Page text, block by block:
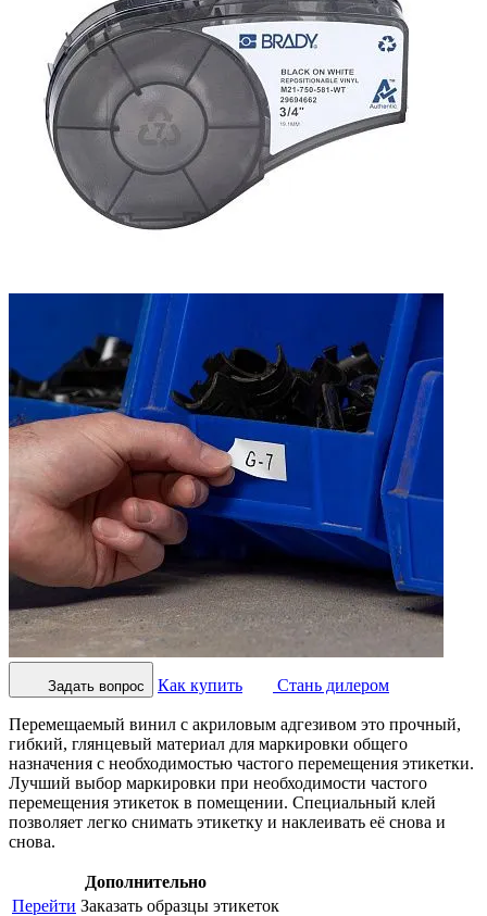
Задать вопрос Как купить Стань дилером
Перемещаемый винил с акриловым адгезивом это прочный,
гибкий, глянцевый материал для маркировки общего
назначения с необходимостью частого перемещения этикетки.
Лучший выбор маркировки при необходимости частого
перемещения этикеток в помещении. Специальный клей
позволяет легко снимать этикетку и наклеивать её снова и
снова.
Дополнительно
Перейти Заказать образцы этикеток